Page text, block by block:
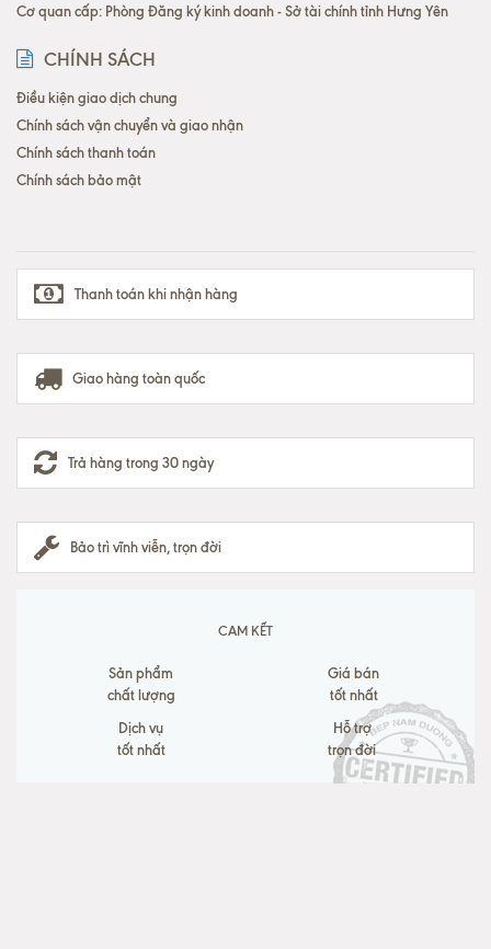
Cơ quan cấp: Phòng Đăng ký kinh doanh - Sở tài chính tỉnh Hưng Yên
CHÍNH SÁCH
Điều kiện giao dịch chung
Chính sách vận chuyển và giao nhận
Chính sách thanh toán
Chính sách bảo mật
Thanh toán khi nhận hàng
Giao hàng toàn quốc
Trả hàng trong 30 ngày
Bảo trì vĩnh viễn, trọn đời
CAM KẾT
Sản phẩm
chất lượng
Giá bán
tốt nhất
Dịch vụ
tốt nhất
Hỗ trợ
trọn đời